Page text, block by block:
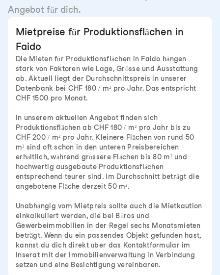
Angebot für dich.
Mietpreise für Produktionsflächen in
Faido
Die Mieten für Produktionsflächen in Faido hängen
stark von Faktoren wie Lage, Grösse und Ausstattung
ab. Aktuell liegt der Durchschnittspreis in unserer
Datenbank bei CHF 180 / m² pro Jahr. Das entspricht
CHF 1500 pro Monat.
In unserem aktuellen Angebot finden sich
Produktionsflächen ab CHF 180 / m² pro Jahr bis zu
CHF 200 / m² pro Jahr. Kleinere Flächen von rund 50
m² sind oft schon in den unteren Preisbereichen
erhältlich, während grössere Flächen bis 80 m² und
hochwertig ausgebaute Produktionsflächen
entsprechend teurer sind. Im Durchschnitt beträgt die
angebotene Fläche derzeit 50 m².
Unabhängig vom Mietpreis sollte auch die Mietkaution
einkalkuliert werden, die bei Büros und
Gewerbeimmobilien in der Regel sechs Monatsmieten
beträgt. Wenn du ein passendes Objekt gefunden hast,
kannst du dich direkt über das Kontaktformular im
Inserat mit der Immobilienverwaltung in Verbindung
setzen und eine Besichtigung vereinbaren.